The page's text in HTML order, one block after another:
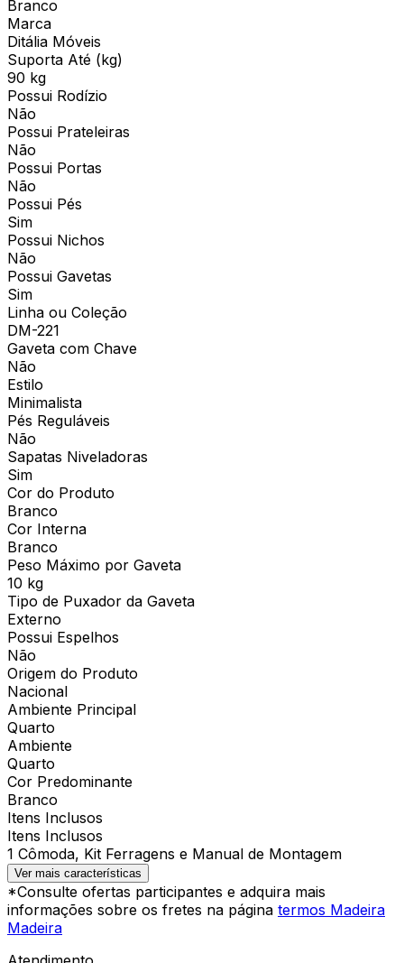
Branco
Marca
Ditália Móveis
Suporta Até (kg)
90 kg
Possui Rodízio
Não
Possui Prateleiras
Não
Possui Portas
Não
Possui Pés
Sim
Possui Nichos
Não
Possui Gavetas
Sim
Linha ou Coleção
DM-221
Gaveta com Chave
Não
Estilo
Minimalista
Pés Reguláveis
Não
Sapatas Niveladoras
Sim
Cor do Produto
Branco
Cor Interna
Branco
Peso Máximo por Gaveta
10 kg
Tipo de Puxador da Gaveta
Externo
Possui Espelhos
Não
Origem do Produto
Nacional
Ambiente Principal
Quarto
Ambiente
Quarto
Cor Predominante
Branco
Itens Inclusos
Itens Inclusos
1 Cômoda, Kit Ferragens e Manual de Montagem
Ver mais características
*Consulte ofertas participantes e adquira mais
informações sobre os fretes na página termos Madeira
Madeira